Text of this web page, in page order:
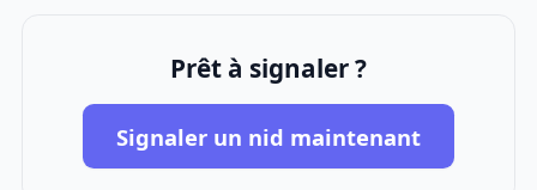
Prêt à signaler ?
Signaler un nid maintenant